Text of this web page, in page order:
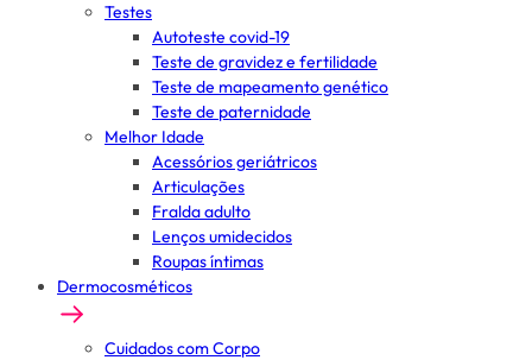
Testes
Autoteste covid-19
Teste de gravidez e fertilidade
Teste de mapeamento genético
Teste de paternidade
Melhor Idade
Acessórios geriátricos
Articulações
Fralda adulto
Lenços umidecidos
Roupas íntimas
Dermocosméticos
Cuidados com Corpo